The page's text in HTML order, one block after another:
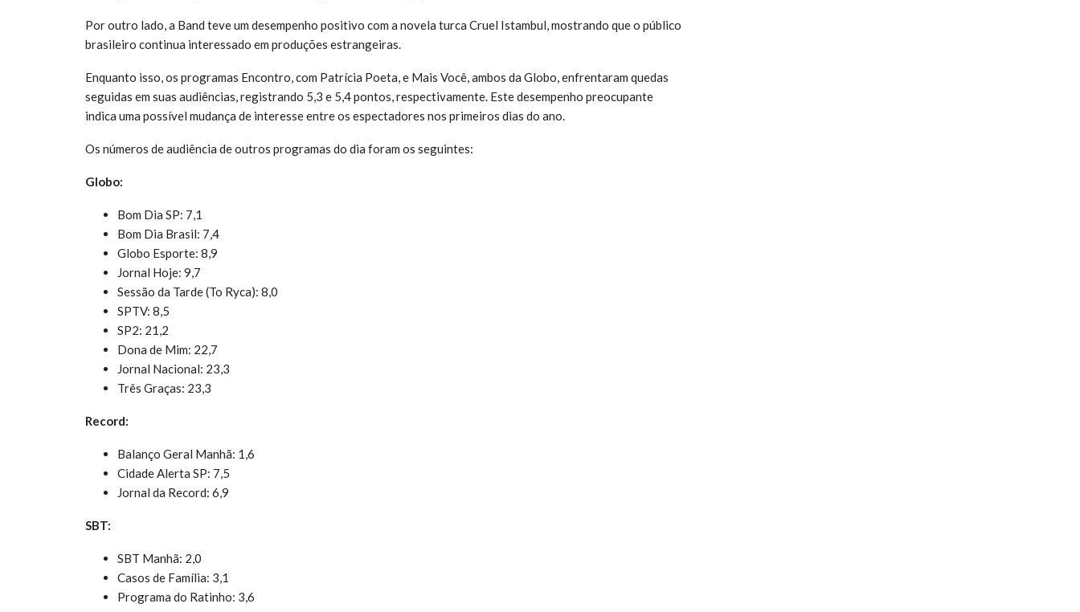
Por outro lado, a Band teve um desempenho positivo com a novela turca Cruel Istambul, mostrando que o público
brasileiro continua interessado em produções estrangeiras.
Enquanto isso, os programas Encontro, com Patrícia Poeta, e Mais Você, ambos da Globo, enfrentaram quedas
seguidas em suas audiências, registrando 5,3 e 5,4 pontos, respectivamente. Este desempenho preocupante
indica uma possível mudança de interesse entre os espectadores nos primeiros dias do ano.
Os números de audiência de outros programas do dia foram os seguintes:
Globo:
Bom Dia SP: 7,1
Bom Dia Brasil: 7,4
Globo Esporte: 8,9
Jornal Hoje: 9,7
Sessão da Tarde (To Ryca): 8,0
SPTV: 8,5
SP2: 21,2
Dona de Mim: 22,7
Jornal Nacional: 23,3
Três Graças: 23,3
Record:
Balanço Geral Manhã: 1,6
Cidade Alerta SP: 7,5
Jornal da Record: 6,9
SBT:
SBT Manhã: 2,0
Casos de Família: 3,1
Programa do Ratinho: 3,6